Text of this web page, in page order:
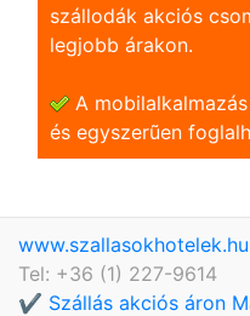
szállodák akciós
legjobb árakon.
A
és egyszerũen
www.szallasokhotelek.hu
Tel: +36 (1) 227-9614
✔️ Szállás akciós áron